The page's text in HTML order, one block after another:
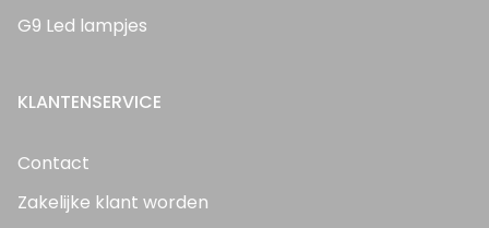
G9 Led lampjes
KLANTENSERVICE
Contact
Zakelijke klant worden